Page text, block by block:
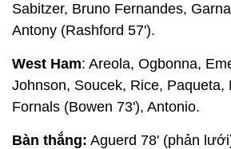
Sabitzer, Bruno Fernandes,
Antony (Rashford 57').
West Ham: Areola, Ogbonna,
Johnson, Soucek, Rice, Paqueta,
Fornals (Bowen 73'), Antonio.
Bàn thắng: Aguerd 78' (phản